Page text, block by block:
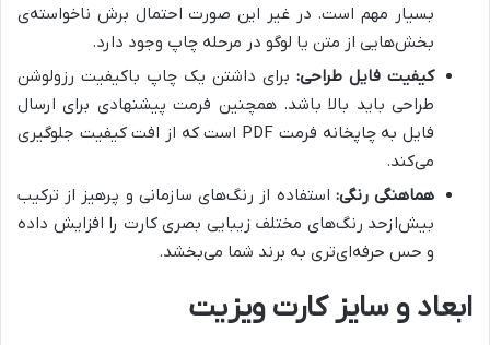
بسیار مهم است. در غیر این صورت احتمال برش ناخواسته‌ی
بخش‌هایی از متن یا لوگو در مرحله چاپ وجود دارد.
کیفیت فایل طراحی: برای داشتن یک چاپ باکیفیت رزولوشن
طراحی باید بالا باشد. همچنین فرمت پیشنهادی برای ارسال
فایل به چاپخانه فرمت PDF است که از افت کیفیت جلوگیری
می‌کند.
هماهنگی رنگی: استفاده از رنگ‌های سازمانی و پرهیز از ترکیب
بیش‌ازحد رنگ‌های مختلف زیبایی بصری کارت را افزایش داده
و حس حرفه‌ای‌تری به برند شما می‌بخشد.
ابعاد و سایز کارت ویزیت